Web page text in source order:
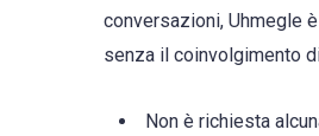
conversazioni, Uhmegle
senza il coinvolgimento
Non è richiesta